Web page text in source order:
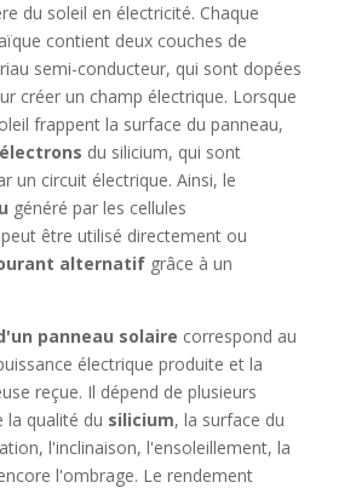
du soleil en électricité. Chaque
contient deux couches de
semi-conducteur, qui sont dopées
créer un champ électrique. Lorsque
frappent la surface du panneau,
du silicium, qui sont
un circuit électrique. Ainsi, le
généré par les cellules
être utilisé directement ou
alternatifgrâce à un
panneau solaire correspond au
électrique produite et la
reçue. Il dépend de plusieurs
la qualité du silicium, la surface du
l'inclinaison, l'ensoleillement, la
l'ombrage. Le rendement